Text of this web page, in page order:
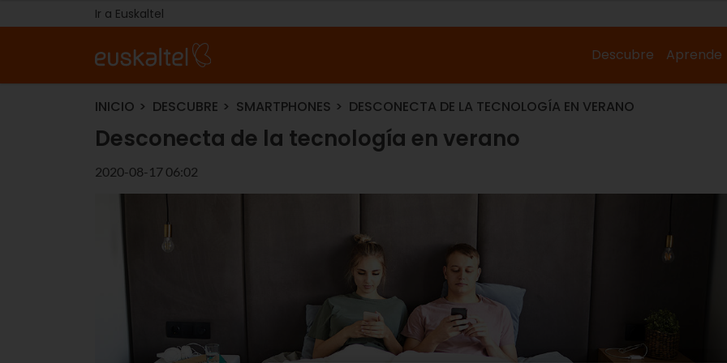
Ir a Euskaltel
Descubre Aprende
INICIO DESCUBRE SMARTPHONES DESCONECTA DE LA TECNOLOGÍA EN VERANO
Desconecta de la tecnología en verano
2020-08-17 06:02